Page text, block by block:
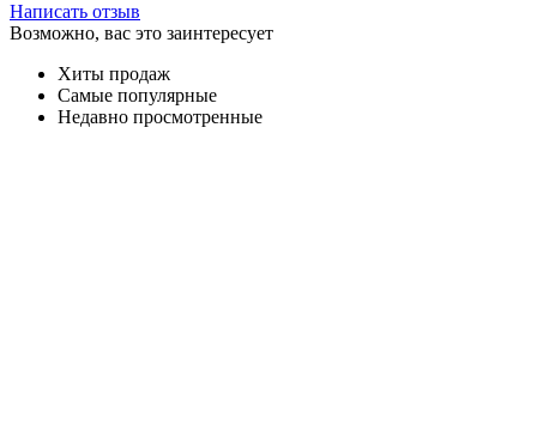
Написать отзыв
Возможно, вас это заинтересует
Хиты продаж
Самые популярные
Недавно просмотренные